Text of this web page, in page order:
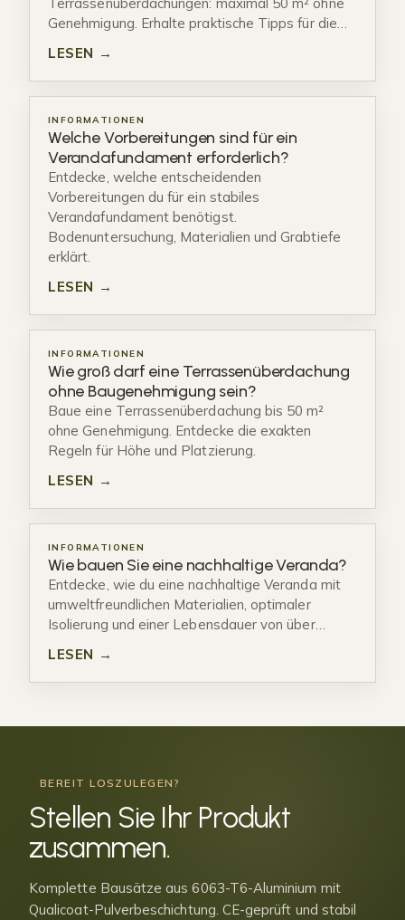
Genehmigung. Erhalte praktische Tipps für die…
LESEN →
INFORMATIONEN
Welche Vorbereitungen sind für ein
Verandafundament erforderlich?
Entdecke, welche entscheidenden
Vorbereitungen du für ein stabiles
Verandafundament benötigst.
Bodenuntersuchung, Materialien und Grabtiefe
erklärt.
LESEN →
INFORMATIONEN
Wie groß darf eine Terrassenüberdachung
ohne Baugenehmigung sein?
Baue eine Terrassenüberdachung bis 50 m²
ohne Genehmigung. Entdecke die exakten
Regeln für Höhe und Platzierung.
LESEN →
INFORMATIONEN
Wie bauen Sie eine nachhaltige Veranda?
Entdecke, wie du eine nachhaltige Veranda mit
umweltfreundlichen Materialien, optimaler
Isolierung und einer Lebensdauer von über…
LESEN →
BEREIT LOSZULEGEN?
Stellen Sie Ihr Produkt
zusammen.
Komplette Bausätze aus 6063-T6-Aluminium mit
Qualicoat-Pulverbeschichtung. CE-geprüft und stabil